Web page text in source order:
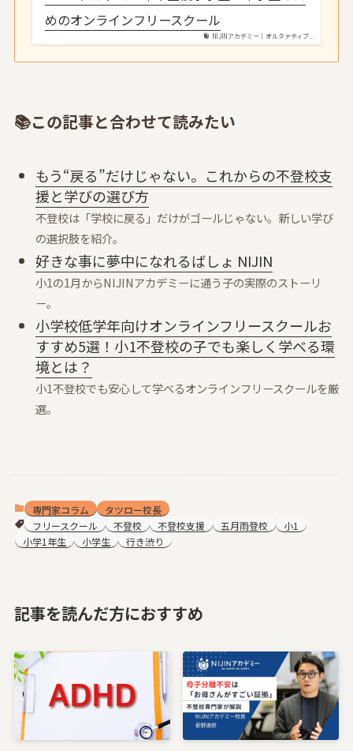
NIJINアカデミー｜オルタナティブ...
めのオンラインフリースクール
📚この記事と合わせて読みたい
もう“戻る”だけじゃない。これからの不登校支
援と学びの選び方
不登校は「学校に戻る」だけがゴールじゃない。新しい学び
の選択肢を紹介。
好きな事に夢中になれるばしょ NIJIN
小1の1月からNIJINアカデミーに通う子の実際のストーリ
ー。
小学校低学年向けオンラインフリースクールお
すすめ5選！小1不登校の子でも楽しく学べる環
境とは？
小1不登校でも安心して学べるオンラインフリースクールを厳
選。
専門家コラム
タツロー校長
フリースクール
不登校 不登校支援 五月雨登校
小1
小学1年生
小学生 行き渋り
記事を読んだ方におすすめ